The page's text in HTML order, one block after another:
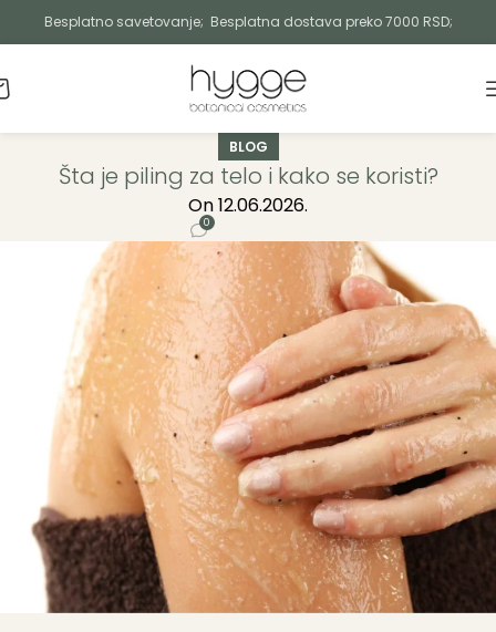
Besplatno savetovanje; Besplatna dostava preko 7000 RSD;
BLOG
Šta je piling za telo i kako se koristi?
On 12.06.2026.
0